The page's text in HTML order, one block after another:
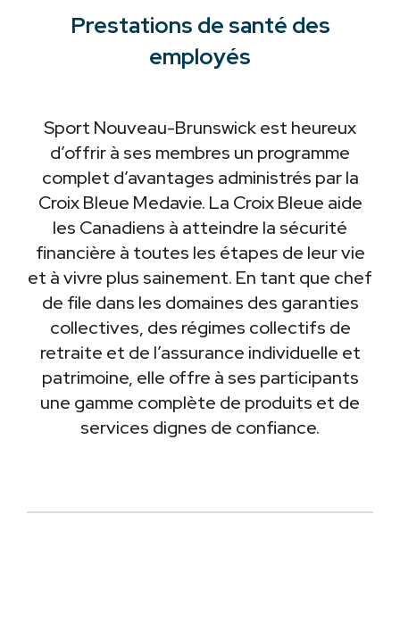
Prestations de santé des
employés
Sport Nouveau-Brunswick est heureux
d’offrir à ses membres un programme
complet d’avantages administrés par la
Croix Bleue Medavie. La Croix Bleue aide
les Canadiens à atteindre la sécurité
financière à toutes les étapes de leur vie
et à vivre plus sainement. En tant que chef
de file dans les domaines des garanties
collectives, des régimes collectifs de
retraite et de l’assurance individuelle et
patrimoine, elle offre à ses participants
une gamme complète de produits et de
services dignes de confiance.